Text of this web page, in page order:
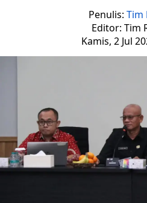
Penulis: Tim
Editor: Tim
Kamis, 2 Jul